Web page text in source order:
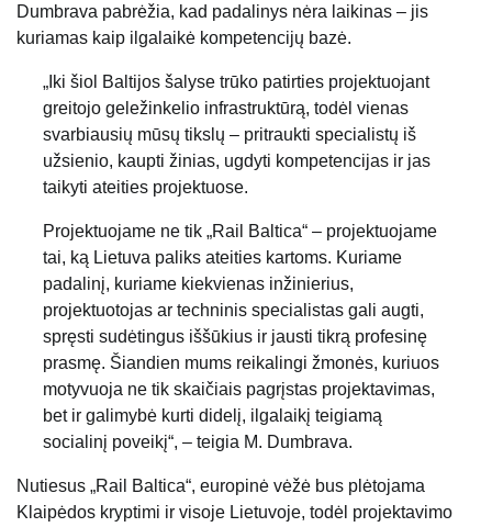
Dumbrava pabrėžia, kad padalinys nėra laikinas – jis
kuriamas kaip ilgalaikė kompetencijų bazė.
„Iki šiol Baltijos šalyse trūko patirties projektuojant
greitojo geležinkelio infrastruktūrą, todėl vienas
svarbiausių mūsų tikslų – pritraukti specialistų iš
užsienio, kaupti žinias, ugdyti kompetencijas ir jas
taikyti ateities projektuose.
Projektuojame ne tik „Rail Baltica“ – projektuojame
tai, ką Lietuva paliks ateities kartoms. Kuriame
padalinį, kuriame kiekvienas inžinierius,
projektuotojas ar techninis specialistas gali augti,
spręsti sudėtingus iššūkius ir jausti tikrą profesinę
prasmę. Šiandien mums reikalingi žmonės, kuriuos
motyvuoja ne tik skaičiais pagrįstas projektavimas,
bet ir galimybė kurti didelį, ilgalaikį teigiamą
socialinį poveikį“, – teigia M. Dumbrava.
Nutiesus „Rail Baltica“, europinė vėžė bus plėtojama
Klaipėdos kryptimi ir visoje Lietuvoje, todėl projektavimo